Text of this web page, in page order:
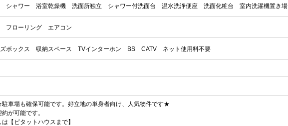
シャワー 浴室乾燥機 洗面所独立 シャワー付洗面台 温水洗浄便座 洗面化粧台 室内洗濯機置き場
フローリング エアコン
ボックス 収納スペース TVインターホン BS CATV ネット使用料不要
車場も確保可能です。好立地の単身者向け、人気物件です★
が可能です。
【ピタットハウスまで】